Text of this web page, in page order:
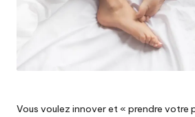
Vous voulez innover et « prendre votre